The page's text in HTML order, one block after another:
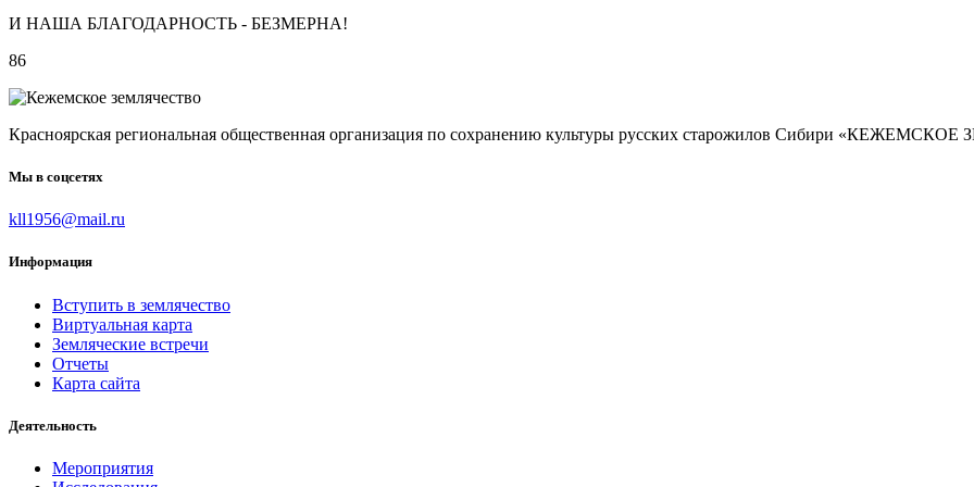
И НАША БЛАГОДАРНОСТЬ - БЕЗМЕРНА!
86
Красноярская региональная общественная организация по сохранению культуры русских старожилов Сибири
Мы в соцсетях
kll1956@mail.ru
Информация
Вступить в землячество
Виртуальная карта
Земляческие встречи
Отчеты
Карта сайта
Деятельность
Мероприятия